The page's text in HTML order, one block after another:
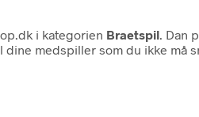
i kategorien Braetspil .
medspiller som du ikke må